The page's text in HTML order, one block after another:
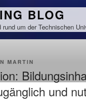
BLOG
rund um der Technischen
MARTIN
und